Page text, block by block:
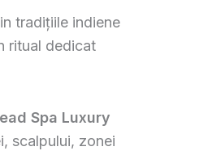
tradițiile indiene
ritual dedicat
Spa Luxury
scalpului, zonei